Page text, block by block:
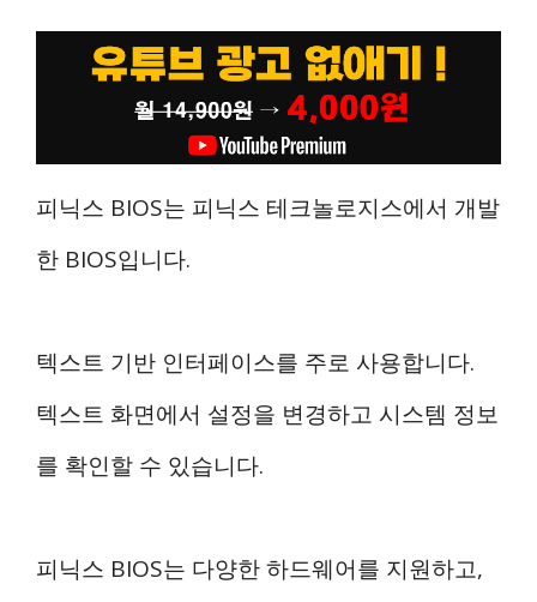
피닉스 BIOS는 피닉스 테크놀로지스에서 개발
한 BIOS입니다.
텍스트 기반 인터페이스를 주로 사용합니다.
텍스트 화면에서 설정을 변경하고 시스템 정보
를 확인할 수 있습니다.
피닉스 BIOS는 다양한 하드웨어를 지원하고,